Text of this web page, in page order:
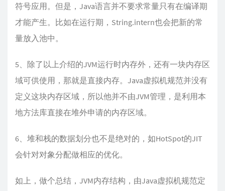
符号应用。但是，Java语言并不要求常量只有在编译期
才能产生。比如在运行期，String.intern也会把新的常
量放入池中。
5、除了以上介绍的JVM运行时内存外，还有一块内存区
域可供使用，那就是直接内存。Java虚拟机规范并没有
定义这块内存区域，所以他并不由JVM管理，是利用本
地方法库直接在堆外申请的内存区域。
6、堆和栈的数据划分也不是绝对的，如HotSpot的JIT
会针对对象分配做相应的优化。
如上，做个总结，JVM内存结构，由Java虚拟机规范定